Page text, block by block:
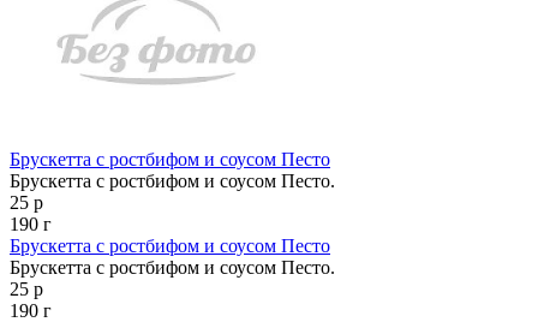
Брускетта с ростбифом и соусом Песто
Брускетта с ростбифом и соусом Песто.
25 р
190 г
Брускетта с ростбифом и соусом Песто
Брускетта с ростбифом и соусом Песто.
25 р
190 г